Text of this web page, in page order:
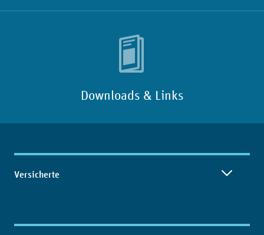
Downloads & Links
Inhaltsübersicht
Versicherte